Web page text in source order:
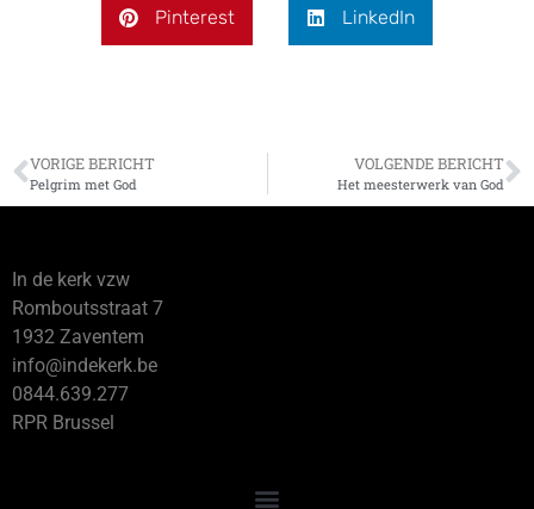
Pinterest LinkedIn
VORIGE BERICHT
Pelgrim met God
VOLGENDE BERICHT
Het meesterwerk van God
In de kerk vzw
Romboutsstraat 7
1932 Zaventem
info@indekerk.be
0844.639.277
RPR Brussel